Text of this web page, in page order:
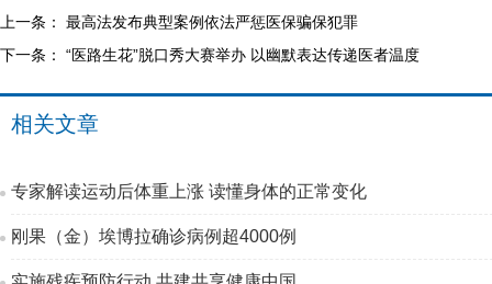
上一条： 最高法发布典型案例依法严惩医保骗保犯罪
下一条： “医路生花”脱口秀大赛举办 以幽默表达传递医者温度
相关文章
专家解读运动后体重上涨 读懂身体的正常变化
刚果（金）埃博拉确诊病例超4000例